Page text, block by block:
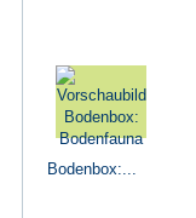
Bodenbox:...